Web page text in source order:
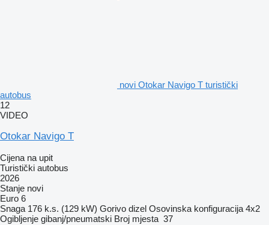
novi Otokar Navigo T turistički
autobus
12
VIDEO
Otokar Navigo T
Cijena na upit
Turistički autobus
2026
Stanje novi
Euro 6
Snaga 176 k.s. (129 kW) Gorivo dizel Osovinska konfiguracija 4x2
Ogibljenje gibanj/pneumatski Broj mjesta 37